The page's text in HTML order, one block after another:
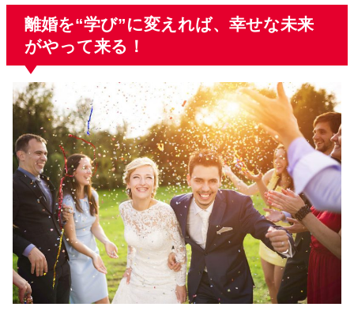
離婚を“学び”に変えれば、幸せな未来
がやって来る！